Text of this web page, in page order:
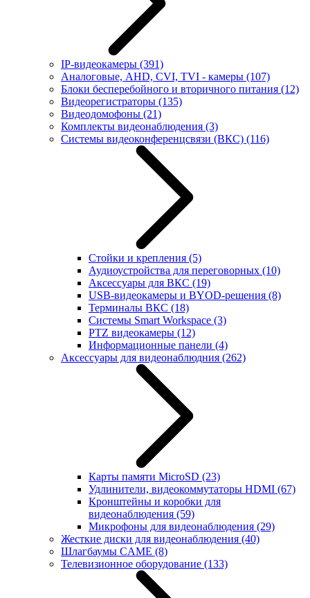
IP-видеокамеры (391)
Аналоговые, AHD, CVI, TVI - камеры (107)
Блоки бесперебойного и вторичного питания (12)
Видеорегистраторы (135)
Видеодомофоны (21)
Комплекты видеонаблюдения (3)
Системы видеоконференцсвязи (ВКС) (116)
Стойки и крепления (5)
Аудиоустройства для переговорных (10)
Аксессуары для ВКС (19)
USB-видеокамеры и BYOD-решения (8)
Терминалы ВКС (18)
Системы Smart Workspace (3)
PTZ видеокамеры (12)
Информационные панели (4)
Аксессуары для видеонаблюдния (262)
Карты памяти MicroSD (23)
Удлинители, видеокоммутаторы HDMI (67)
Кронштейны и коробки для
видеонаблюдения (59)
Микрофоны для видеонаблюдения (29)
Жесткие диски для видеонаблюдения (40)
Шлагбаумы CAME (8)
Телевизионное оборудование (133)